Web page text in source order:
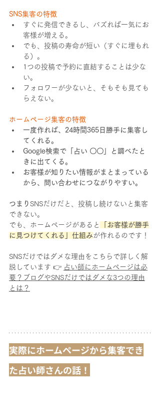
SNS集客の特徴
すぐに発信できるし、バズれば一気にお
客様が増える。
でも、投稿の寿命が短い（すぐに埋もれ
る）。
1つの投稿で予約に直結することは少な
い。
フォロワーが少ないと、そもそも見ても
らえない。
ホームページ集客の特徴
一度作れば、24時間365日勝手に集客し
てくれる。
Google検索で「占い 〇〇」と調べたと
きに出てくる。
お客様が知りたい情報がまとまっている
から、問い合わせにつながりやすい。
つまり SNSだけだと、投稿し続けないと集客
できない。
でも、ホームページがあると
「お客様が勝手
に見つけてくれる」仕組みが作れるのです！
SNSだけではダメな理由をこちらで詳しく解
説しています 👉 占い師にホームページは必
要？ブログやSNSだけではダメな3つの理由
とは？
実際にホームページから集客でき
た占い師さんの話！